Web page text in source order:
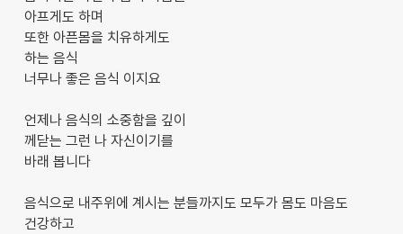
아프게도 하며
또한 아픈몸을 치유하게도
하는 음식
너무나 좋은 음식 이지요
언제나 음식의 소중함을 깊이
께닫는 그런 나 자신이기를
바래 봅니다
음식으로 내주위에 계시는 분들까지도 모두가 몸도 마음도
건강하고